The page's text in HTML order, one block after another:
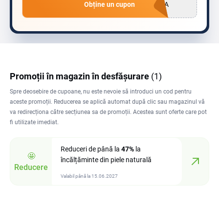
ODA
Obține un cupon
Promoții în magazin în desfășurare (1)
Spre deosebire de cupoane, nu este nevoie să introduci un cod pentru
aceste promoții. Reducerea se aplică automat după clic sau magazinul vă
va redirecționa către secțiunea sa de promoții. Acestea sunt oferte care pot
fi utilizate imediat.
🤩
Reducere
Reduceri de până la 47% la
încălțăminte din piele naturală
Valabil până la 15.06.2027